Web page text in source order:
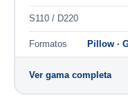
S110 / D220
Formatos Pillow ·
Ver gama completa